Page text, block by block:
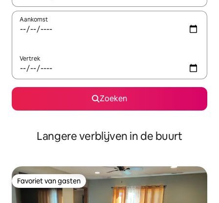
Aankomst
Vertrek
Zoeken
Langere verblijven in de buurt
Favoriet van gasten
Favoriet van gasten